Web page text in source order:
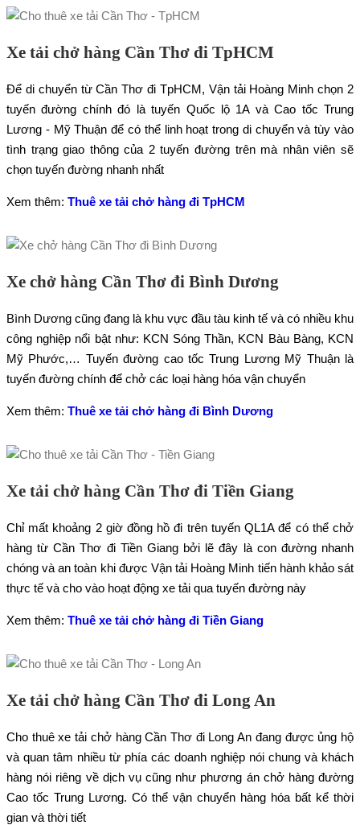
Xe tải chở hàng Cần Thơ đi TpHCM
Để di chuyển từ Cần Thơ đi TpHCM, Vận tải Hoàng Minh chọn 2
tuyến đường chính đó là tuyến Quốc lộ 1A và Cao tốc Trung
Lương - Mỹ Thuận để có thể linh hoạt trong di chuyển và tùy vào
tình trạng giao thông của 2 tuyến đường trên mà nhân viên sẽ
chọn tuyến đường nhanh nhất
Xem thêm: Thuê xe tải chở hàng đi TpHCM
Xe chở hàng Cần Thơ đi Bình Dương
Bình Dương cũng đang là khu vực đầu tàu kinh tế và có nhiều khu
công nghiệp nổi bật như: KCN Sóng Thần, KCN Bàu Bàng, KCN
Mỹ Phước,… Tuyến đường cao tốc Trung Lương Mỹ Thuận là
tuyến đường chính để chở các loại hàng hóa vận chuyển
Xem thêm: Thuê xe tải chở hàng đi Bình Dương
Xe tải chở hàng Cần Thơ đi Tiền Giang
Chỉ mất khoảng 2 giờ đồng hồ đi trên tuyến QL1A để có thể chở
hàng từ Cần Thơ đi Tiền Giang bởi lẽ đây là con đường nhanh
chóng và an toàn khi được Vận tải Hoàng Minh tiến hành khảo sát
thực tế và cho vào hoạt động xe tải qua tuyến đường này
Xem thêm: Thuê xe tải chở hàng đi Tiền Giang
Xe tải chở hàng Cần Thơ đi Long An
Cho thuê xe tải chở hàng Cần Thơ đi Long An đang được ủng hộ
và quan tâm nhiều từ phía các doanh nghiệp nói chung và khách
hàng nói riêng về dịch vụ cũng như phương án chở hàng đường
Cao tốc Trung Lương. Có thể vận chuyển hàng hóa bất kể thời
gian và thời tiết